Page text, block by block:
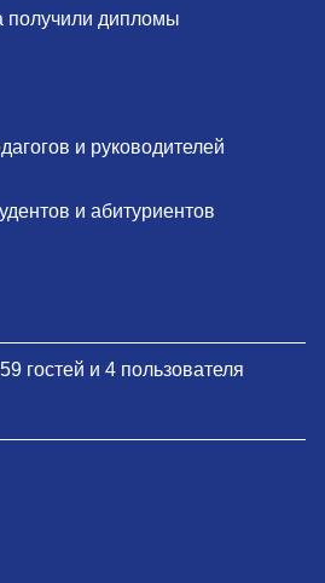
получили дипломы
и руководителей
и абитуриентов
гостей и 4 пользователя